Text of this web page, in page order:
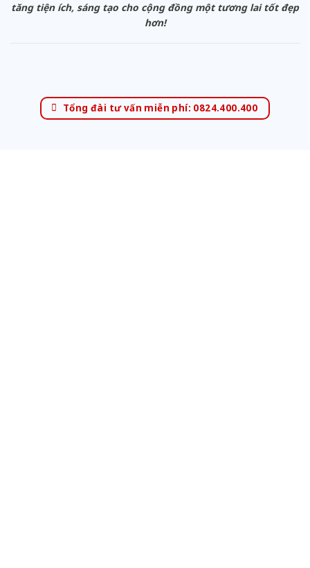
tăng tiện ích, sáng tạo cho cộng đồng một tương lai tốt đẹp
hơn!
Tổng đài tư vấn miễn phí: 0824.400.400